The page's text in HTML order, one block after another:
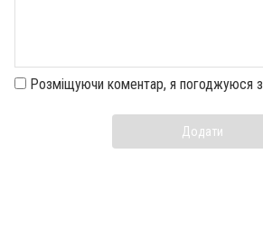
Розміщуючи коментар, я погоджуюся з
Додати